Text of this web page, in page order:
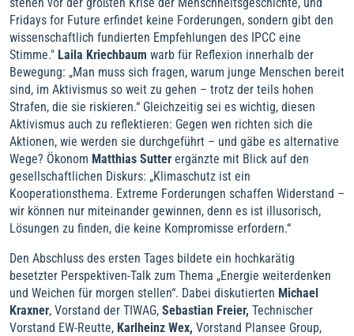
Fridays for Future erfindet keine Forderungen, sondern gibt den
wissenschaftlich fundierten Empfehlungen des IPCC eine
Stimme." Laila Kriechbaum warb für Reflexion innerhalb der
Bewegung: „Man muss sich fragen, warum junge Menschen bereit
sind, im Aktivismus so weit zu gehen – trotz der teils hohen
Strafen, die sie riskieren.“ Gleichzeitig sei es wichtig, diesen
Aktivismus auch zu reflektieren: Gegen wen richten sich die
Aktionen, wie werden sie durchgeführt – und gäbe es alternative
Wege? Ökonom Matthias Sutter ergänzte mit Blick auf den
gesellschaftlichen Diskurs: „Klimaschutz ist ein
Kooperationsthema. Extreme Forderungen schaffen Widerstand –
wir können nur miteinander gewinnen, denn es ist illusorisch,
Lösungen zu finden, die keine Kompromisse erfordern.“
Den Abschluss des ersten Tages bildete ein hochkarätig
besetzter Perspektiven-Talk zum Thema „Energie weiterdenken
und Weichen für morgen stellen“. Dabei diskutierten Michael
Kraxner, Vorstand der TIWAG, Sebastian Freier, Technischer
Vorstand EW-Reutte, Karlheinz Wex, Vorstand Plansee Group,